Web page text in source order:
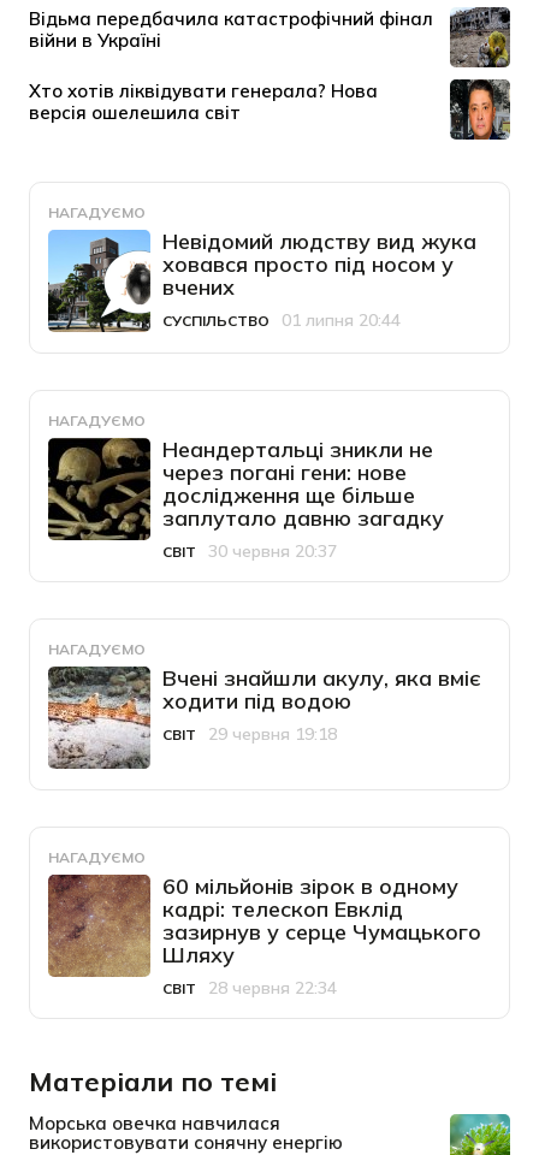
НАГАДУЄМО
Невідомий людству вид жука
ховався просто під носом у
вчених
Категорія
СУСПІЛЬСТВО
Дата публікації01 липня 20:44
НАГАДУЄМО
Неандертальці зникли не
через погані гени: нове
дослідження ще більше
заплутало давню загадку
Категорія
СВІТ
Дата публікації
30 червня 20:37
НАГАДУЄМО
Вчені знайшли акулу, яка вміє
ходити під водою
Категорія
СВІТ
Дата публікації
29 червня 19:18
НАГАДУЄМО
60 мільйонів зірок в одному
кадрі: телескоп Евклід
зазирнув у серце Чумацького
Шляху
Категорія
СВІТ
Дата публікації
28 червня 22:34
Матеріали по темі
Морська овечка навчилася
використовувати сонячну енергію